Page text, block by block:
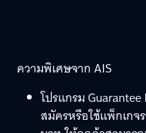
ความพิเศษจาก AIS
โปรแกรม
สมัครหรือใช้แพ็กเกจ